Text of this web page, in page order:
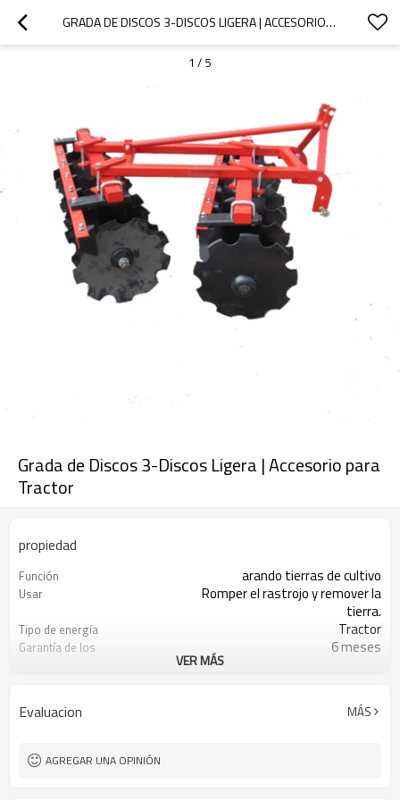
GRADA DE DISCOS 3-DISCOS LIGERA | ACCESORIO PARA TRACTOR
1 / 5
Grada de Discos 3-Discos Ligera | Accesorio para
Tractor
propiedad
Función arando tierras de cultivo
Usar
Romper el rastrojo y remover la
tierra.
Tipo de energía Tractor
Garantía de los
6 meses
alto)
Como detalles
Uso
Tipo
VER MÁS
Evaluacion MÁS
AGREGAR UNA OPINIÓN